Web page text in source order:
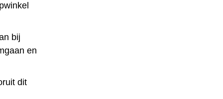
bij
en
dit